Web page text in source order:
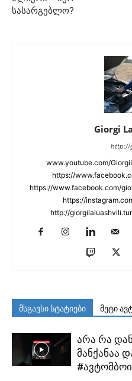
სასარგებლო?
Giorgi
http://
www.youtube.com/
https://
https://www.facebook.com/
https://
http://
მსგავსი სტატიები მეტი
არა რა
მანქანაა